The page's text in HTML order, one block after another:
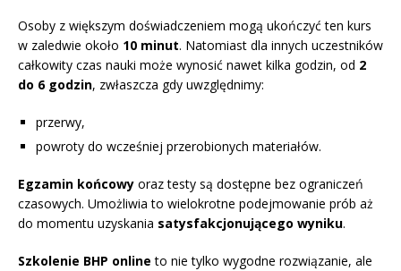
Osoby z większym doświadczeniem mogą ukończyć ten kurs
w zaledwie około 10 minut. Natomiast dla innych uczestników
całkowity czas nauki może wynosić nawet kilka godzin, od 2
do 6 godzin, zwłaszcza gdy uwzględnimy:
przerwy,
powroty do wcześniej przerobionych materiałów.
Egzamin końcowy oraz testy są dostępne bez ograniczeń
czasowych. Umożliwia to wielokrotne podejmowanie prób aż
do momentu uzyskania satysfakcjonującego wyniku.
Szkolenie BHP online to nie tylko wygodne rozwiązanie, ale